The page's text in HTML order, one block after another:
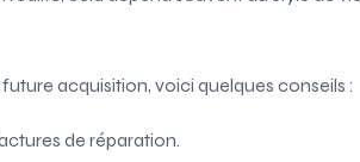
acquisition, voici quelques conseils :
de réparation.